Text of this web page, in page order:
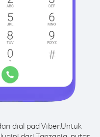
dial pad Viber.Untuk